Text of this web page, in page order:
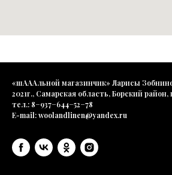
«шАААльной магазинчик» Ларисы
2021г., Самарская область, Борский
тел.: 8−937−644−52−78
E-mail: woolandlinen@yandex.ru